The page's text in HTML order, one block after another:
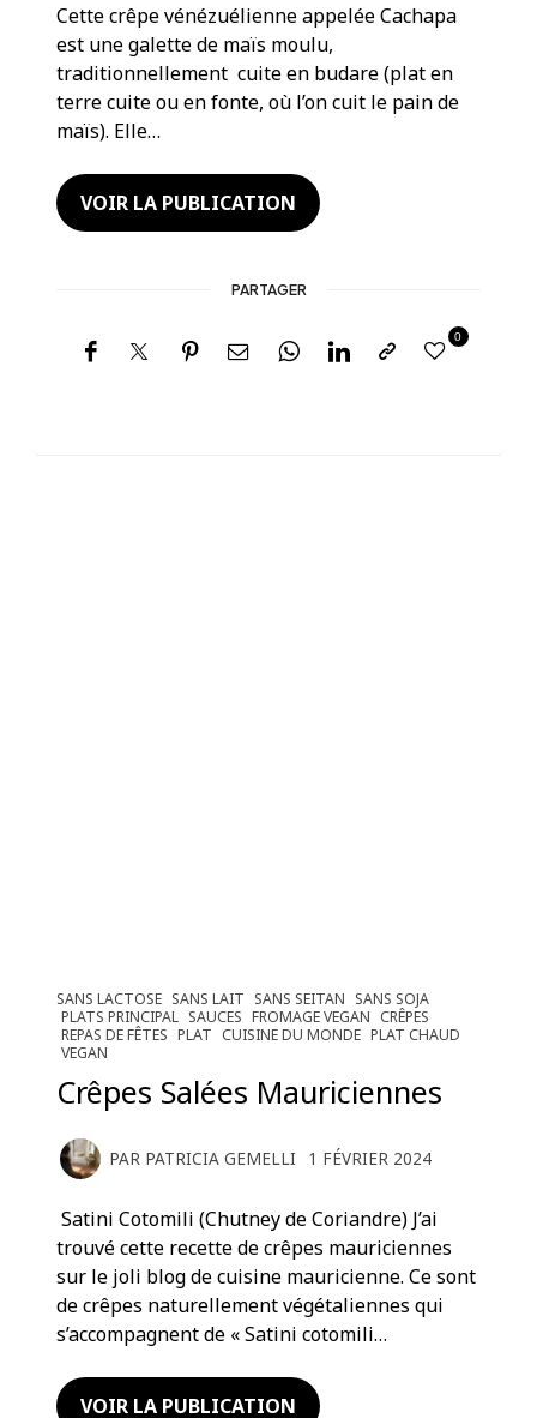
Cette crêpe vénézuélienne appelée Cachapa
est une galette de maïs moulu,
traditionnellement cuite en budare (plat en
terre cuite ou en fonte, où l’on cuit le pain de
maïs). Elle…
VOIR LA PUBLICATION
PARTAGER
0
SANS LACTOSE SANS LAIT SANS SEITAN SANS SOJA
PLATS PRINCIPAL SAUCES FROMAGE VEGAN CRÊPES
REPAS DE FÊTES PLAT CUISINE DU MONDE PLAT CHAUD
VEGAN
Crêpes Salées Mauriciennes
PAR PATRICIA GEMELLI 1 FÉVRIER 2024
Satini Cotomili (Chutney de Coriandre) J’ai
trouvé cette recette de crêpes mauriciennes
sur le joli blog de cuisine mauricienne. Ce sont
de crêpes naturellement végétaliennes qui
s’accompagnent de « Satini cotomili…
VOIR LA PUBLICATION